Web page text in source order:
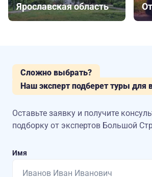
Ярославская область
Сложно выбрать?
Наш эксперт подберет туры для
Оставьте заявку и получите
подборку от экспертов Большой
Имя